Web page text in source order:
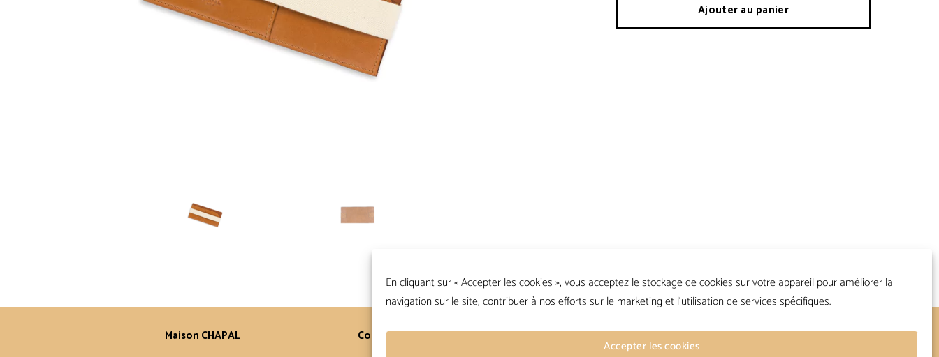
En cliquant sur « Accepter les cookies », vous acceptez le stockage de cookies sur votre appareil pour améliorer la
navigation sur le site, contribuer à nos efforts sur le marketing et l'utilisation de services spécifiques.
Accepter les cookies
Ajouter au panier
Maison CHAPAL
Contacts
Conditions Générales
Suivre